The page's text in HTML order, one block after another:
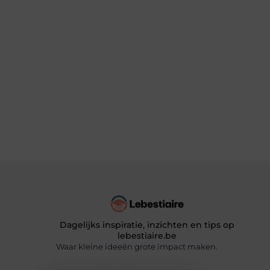
Dagelijks inspiratie, inzichten en tips op
lebestiaire.be
Waar kleine ideeën grote impact maken.